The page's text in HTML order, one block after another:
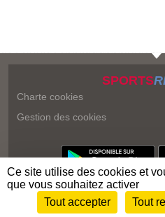
SPORTS
Charte cookies
Gestion des cookies
Envie de participer ?
Ce site utilise des cookies et
que vous souhaitez activer
Tout accepter
Tout